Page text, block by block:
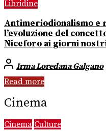
Libridine
Antimeriodionalismo e
l’evoluzione del
Niceforo ai giorni
Irma Loredana Galgano
Read more
Cinema
Cinema Culture